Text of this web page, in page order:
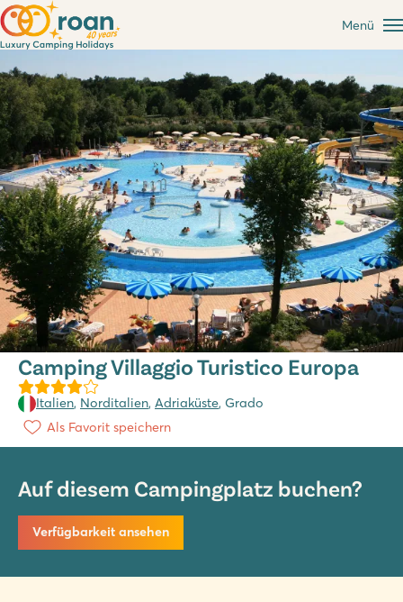
Menü
Camping Villaggio Turistico Europa
Italien, Norditalien, Adriaküste, Grado
Als Favorit speichern
Auf diesem Campingplatz buchen?
Verfügbarkeit ansehen